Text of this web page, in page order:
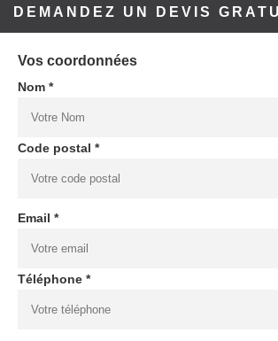
DEMANDEZ UN DEVIS
Vos coordonnées
Nom *
Code postal *
Email *
Téléphone *